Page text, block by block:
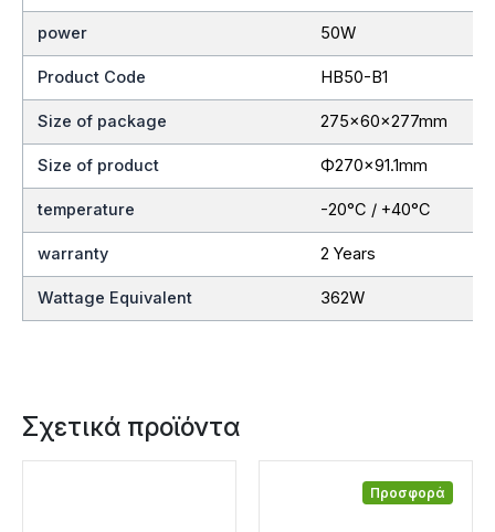
power 50W
Product Code HB50-B1
Size of package 275x60x277mm
Size of product Ф270×91.1mm
temperature -20°C / +40°C
warranty 2 Years
Wattage Equivalent 362W
Σχετικά προϊόντα
Προσφορά